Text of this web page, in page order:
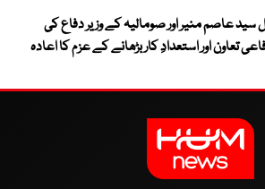
سید عاصم منیر اور صومالیہ کے وزیر دفاع کی
تعاون اور استعدادِ کار بڑھانے کے عزم کا اعادہ